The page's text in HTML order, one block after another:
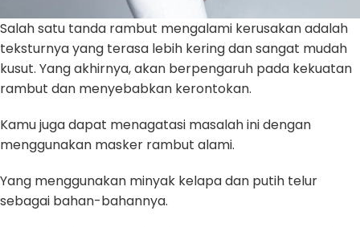
Salah satu tanda rambut mengalami kerusakan adalah
teksturnya yang terasa lebih kering dan sangat mudah
kusut. Yang akhirnya, akan berpengaruh pada kekuatan
rambut dan menyebabkan kerontokan.
Kamu juga dapat menagatasi masalah ini dengan
menggunakan masker rambut alami.
Yang menggunakan minyak kelapa dan putih telur
sebagai bahan-bahannya.